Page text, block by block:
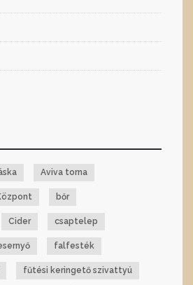
Aviva torna
bőr
Cider csaptelep
falfesték
fűtési keringető szivattyú